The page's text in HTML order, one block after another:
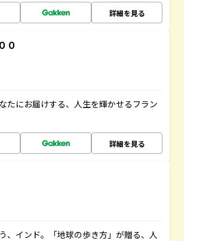
詳細を見る
０
たにお届けする、人生を輝かせるフラン
詳細を見る
、インド。「地球の歩き方」が贈る、人